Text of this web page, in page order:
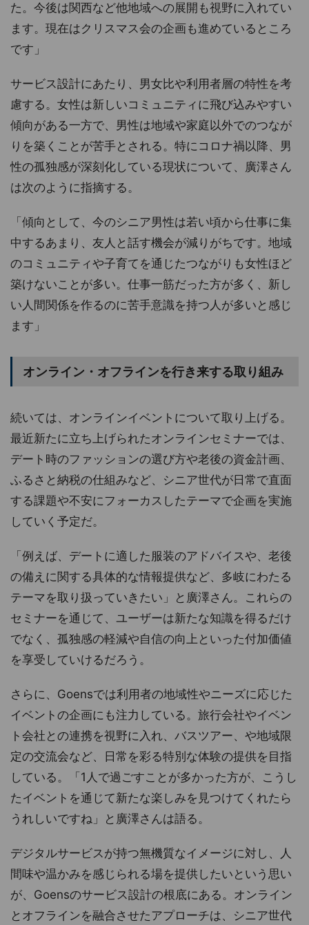
た。今後は関西など他地域への展開も視野に入れてい
ます。現在はクリスマス会の企画も進めているところ
です」
サービス設計にあたり、男女比や利用者層の特性を考
慮する。女性は新しいコミュニティに飛び込みやすい
傾向がある一方で、男性は地域や家庭以外でのつなが
りを築くことが苦手とされる。特にコロナ禍以降、男
性の孤独感が深刻化している現状について、廣澤さん
は次のように指摘する。
「傾向として、今のシニア男性は若い頃から仕事に集
中するあまり、友人と話す機会が減りがちです。地域
のコミュニティや子育てを通じたつながりも女性ほど
築けないことが多い。仕事一筋だった方が多く、新し
い人間関係を作るのに苦手意識を持つ人が多いと感じ
ます」
オンライン・オフラインを行き来する取り組み
続いては、オンラインイベントについて取り上げる。
最近新たに立ち上げられたオンラインセミナーでは、
デート時のファッションの選び方や老後の資金計画、
ふるさと納税の仕組みなど、シニア世代が日常で直面
する課題や不安にフォーカスしたテーマで企画を実施
していく予定だ。
「例えば、デートに適した服装のアドバイスや、老後
の備えに関する具体的な情報提供など、多岐にわたる
テーマを取り扱っていきたい」と廣澤さん。これらの
セミナーを通じて、ユーザーは新たな知識を得るだけ
でなく、孤独感の軽減や自信の向上といった付加価値
を享受していけるだろう。
さらに、Goensでは利用者の地域性やニーズに応じた
イベントの企画にも注力している。旅行会社やイベン
ト会社との連携を視野に入れ、バスツアー、や地域限
定の交流会など、日常を彩る特別な体験の提供を目指
している。「1人で過ごすことが多かった方が、こうし
たイベントを通じて新たな楽しみを見つけてくれたら
うれしいですね」と廣澤さんは語る。
デジタルサービスが持つ無機質なイメージに対し、人
間味や温かみを感じられる場を提供したいという思い
が、Goensのサービス設計の根底にある。オンライン
とオフラインを融合させたアプローチは、シニア世代